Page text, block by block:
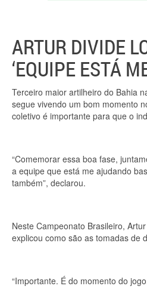
ARTUR DIVIDE
‘EQUIPE ESTÁ
Terceiro maior artilheiro do Bahia
segue vivendo um bom momento
coletivo é importante para que o
“Comemorar essa boa fase,
a equipe que está me ajudando
também”, declarou.
Neste Campeonato Brasileiro,
explicou como são as tomadas de
“Importante. É do momento do